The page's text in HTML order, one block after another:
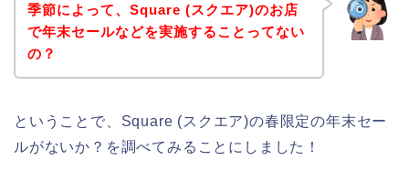
季節によって、Square (スクエア)のお店
で年末セールなどを実施することってない
の？
ということで、Square (スクエア)の春限定の年末セー
ルがないか？を調べてみることにしました！